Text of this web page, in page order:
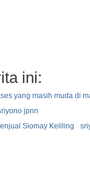
ini:
yang masih muda di
jpnn
Siomay Keliling